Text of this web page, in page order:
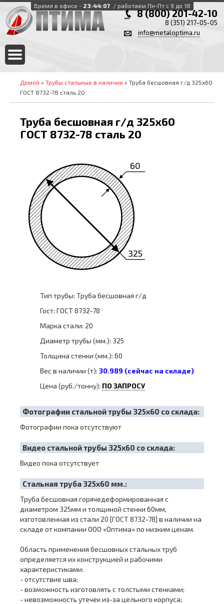
Время в офисе - 23:44:07 / работаем Пн-Пт с 9 до 18
8 (800) 201-42-10
8 (351) 217-05-05
info@metaloptima.ru
Домой » Трубы стальные в наличии » Труба бесшовная г/д 325х60
ГОСТ 8732-78 сталь 20
Труба бесшовная г/д 325х60
ГОСТ 8732-78 сталь 20
325
60
Тип трубы: Труба бесшовная г/д
Гост: ГОСТ 8732-78
Марка стали: 20
Диаметр трубы (мм.): 325
Толщина стенки (мм.): 60
Вес в наличии (т): 30.989 (сейчас на складе)
Цена (руб./тонну): ПО ЗАПРОСУ
Фотографии стальной трубы 325х60 со склада:
Фотографии пока отсутствуют
Видео стальной трубы 325х60 со склада:
Видео пока отсутствует
Cтальная труба 325х60 мм.:
Труба бесшовная горячедеформированная с
диаметром 325мм и толщиной стенки 60мм,
изготовленная из стали 20 [ГОСТ 8732-78] в наличии на
складе от компании ООО «Оптима» по низким ценам.
Область применения бесшовных стальных труб
определяется их конструкцией и рабочими
характеристиками:
- отсутствие шва;
- возможность изготовлять с толстыми стенками;
- невозможность утечек из-за цельного корпуса;